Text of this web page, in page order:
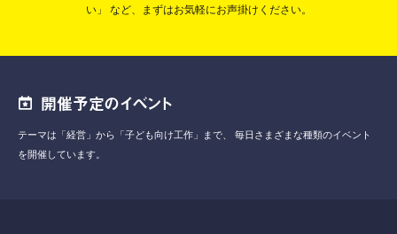
い」
など、まずはお気軽にお声掛けください。
開催予定のイベント
テーマは「経営」から「子ども向け工作」まで、
毎日さまざまな種類のイベント
を開催しています。